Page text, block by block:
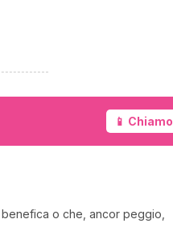
📱 Chiamo
o che, ancor peggio,